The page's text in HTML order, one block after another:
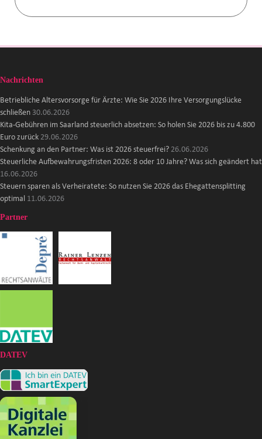
Nachrichten
Betriebliche Altersvorsorge für Ärzte: Wie Sie 2026 Ihre Versorgungslücke
schließen 30.06.2026
Kita-Gebühren im Saarland steuerlich absetzen: So holen Sie 2026 bis zu 4.800
Euro zurück 29.06.2026
Schenkung an den Partner: Was ist 2026 steuerfrei? 26.06.2026
Steuerliche Aufbewahrungsfristen 2026: 8 oder 10 Jahre? Was sich geändert hat
16.06.2026
Steuern sparen als Verheiratete: So nutzen Sie 2026 das Ehegattensplitting
optimal 11.06.2026
Partner
DATEV